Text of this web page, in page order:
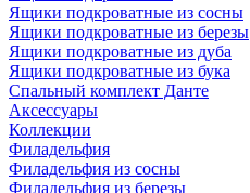
Ящики подкроватные из сосны
Ящики подкроватные из березы
Ящики подкроватные из дуба
Ящики подкроватные из бука
Спальный комплект Данте
Аксессуары
Коллекции
Филадельфия
Филадельфия из сосны
Филадельфия из березы